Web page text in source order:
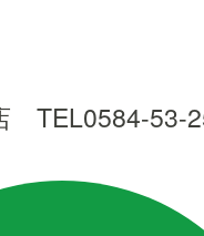
TEL0584-53-